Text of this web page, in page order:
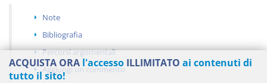
Note
Bibliografia
Percorsi argomentali
Aggiungi un commento
ACQUISTA ORA l'accesso ILLIMITATO ai contenuti di
tutto il sito!